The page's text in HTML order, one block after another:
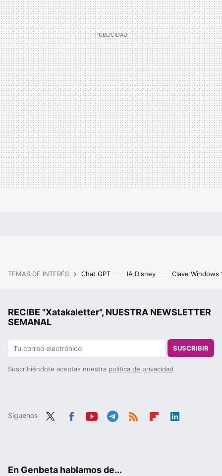
TEMAS DE INTERÉS Chat GPT IA Disney Clave Windows
RECIBE "Xatakaletter", NUESTRA NEWSLETTER
SEMANAL
SUSCRIBIR
Suscribiéndote aceptas nuestra política de privacidad
Síguenos
En Genbeta hablamos de...